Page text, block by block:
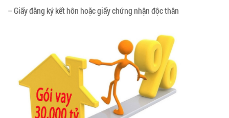
– Giấy đăng ký kết hôn hoặc giấy chứng nhận độc thân